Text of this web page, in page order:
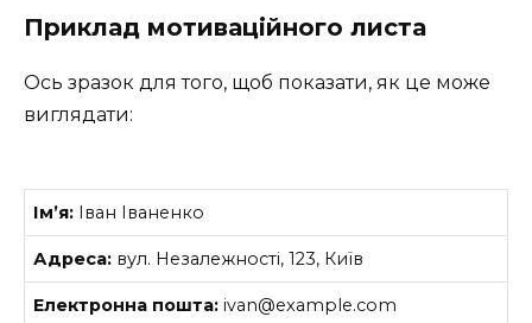
Приклад мотиваційного листа
Ось зразок для того, щоб показати, як це може
виглядати:
Ім’я: Іван Іваненко
Адреса: вул. Незалежності, 123, Київ
Електронна пошта: ivan@example.com